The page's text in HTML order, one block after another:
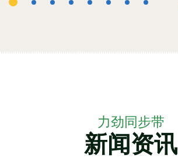
力劲同步带
新闻资讯